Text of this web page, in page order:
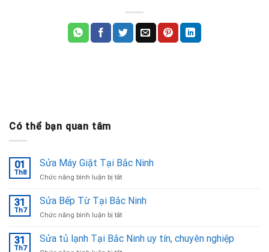
Có thể bạn quan tâm
01
Th8
Sửa Máy Giặt Tại Bắc Ninh
Chức năng bình luận bị tắtở
Máy
Tại
Ninh
31
Th7
Sửa Bếp Từ Tại Bắc Ninh
Chức năng bình luận bị tắtở
Bếp
31
Th7
Sửa tủ lạnh Tại Bắc Ninh uy tín, chuyên nghiệp